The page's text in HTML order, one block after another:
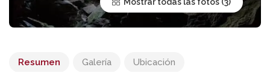
Mostrar todas las fotos
Resumen Galería Ubicación